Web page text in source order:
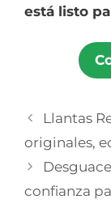
está listo
Llantas
originales,
confianza